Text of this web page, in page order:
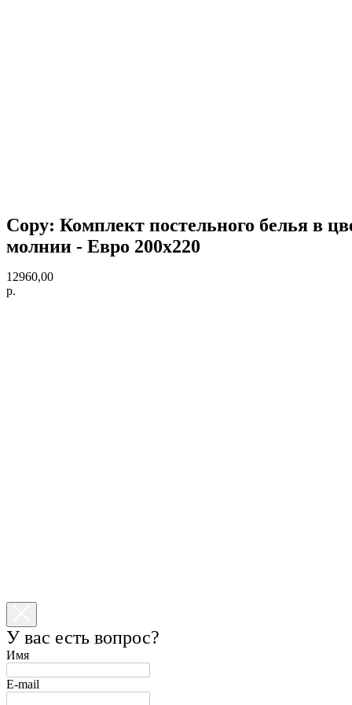
Copy: Комплект постельного белья в
молнии - Евро 200х220
12960,00
р.
У вас есть вопрос?
Имя
E-mail